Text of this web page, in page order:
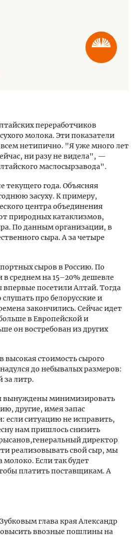
переработчиков
молока. Эти показатели
нетипично. "Я уже много лет
ни разу не видела", —
маслосырзавода".
текущего года. Объясняя
засуху. К примеру,
центра объединения
природных катаклизмов,
По данным организации, в
сыра. А за четыре
сыров в Россию. По
среднем на 15–20% дешевле
посетили Алтай. Тогда
про белорусские и
закончились. Сейчас идет
в Европейской и
он востребован из других
высокая стоимость сырого
до небывалых размеров:
за литр.
вынуждены минимизировать
другие, имея запас
ситуацию не исправить,
нам пришлось снизить
директор
реализовывать свой сыр, мы
Если так будет
платить поставщикам. А
глава края Александр
ввозные пошлины на
СТРОИТЕЛЬСТВО